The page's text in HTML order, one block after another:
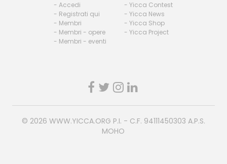
- Accedi
- Registrati qui
- Membri
- Membri - opere
- Membri - eventi
- Yicca Contest
- Yicca News
- Yicca Shop
- Yicca Project
© 2026 WWW.YICCA.ORG P.I. - C.F. 94111450303 A.P.S.
MOHO